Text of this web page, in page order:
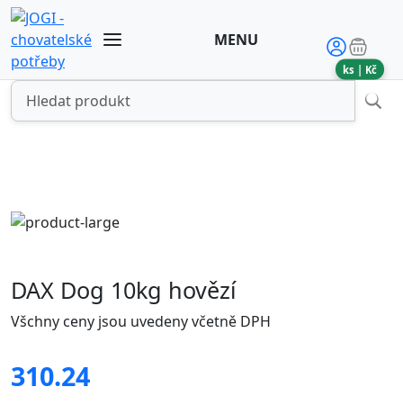
MENU
ks | Kč
DAX Dog 10kg hovězí
Všchny ceny jsou uvedeny včetně DPH
310.24